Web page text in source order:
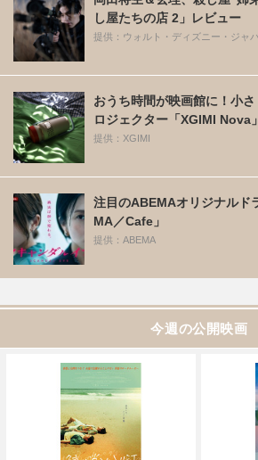
し屋たちの店 2」レビュー
提供：ウォルト・ディズニー・ジャ
おうち時間が映画館に！小
ロジェクター「XGIMI Nova」
提供：XGIMI
注目のABEMAオリジナルド
MA／Cafe」
提供：ABEMA
今週の公開映画